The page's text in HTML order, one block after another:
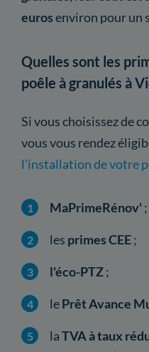
eurosenviron pour un
Quelles sont les
poêle à granulés à
Si vous choisissez de
vous vous rendez
l'installation de votre
MaPrimeRénov' ;
les primes CEE;
l'éco-PTZ;
lePrêt Avance
laTVA à taux